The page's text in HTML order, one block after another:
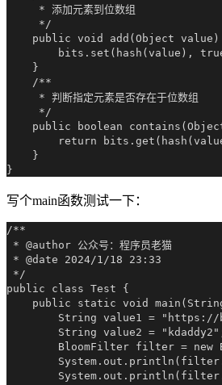
     * 添加元素到位数组
     */
public void add(Object value)
bits.set(hash(value),
    }
    /**
     * 判断指定元素是否存在于位数组
     */
public boolean
return
    }
写个main函数测试一下：
/**
* @author 公众号：程序员老猫
* @date 2024/1/18 23:33
*/
public class Test {
public static void
String value1 =
String value2 =
BloomFilter filter = new